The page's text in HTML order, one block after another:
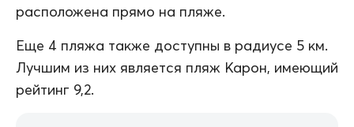
расположена прямо на пляже.
Еще 4 пляжа также доступны в радиусе 5 км.
Лучшим из них является пляж Карон, имеющий
рейтинг 9,2.